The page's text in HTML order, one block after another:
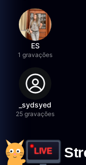
ES
1 gravações
_sydsyed
25 gravações